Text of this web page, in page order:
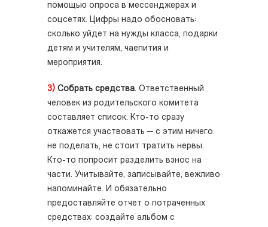
помощью опроса в мессенджерах и
соцсетях. Цифры надо обосновать:
сколько уйдет на нужды класса, подарки
детям и учителям, чаепития и
мероприятия.
3) Собрать средства. Ответственный
человек из родительского комитета
составляет список. Кто-то сразу
откажется участвовать — с этим ничего
не поделать, не стоит тратить нервы.
Кто-то попросит разделить взнос на
части. Учитывайте, записывайте, вежливо
напоминайте. И обязательно
предоставляйте отчет о потраченных
средствах: создайте альбом с